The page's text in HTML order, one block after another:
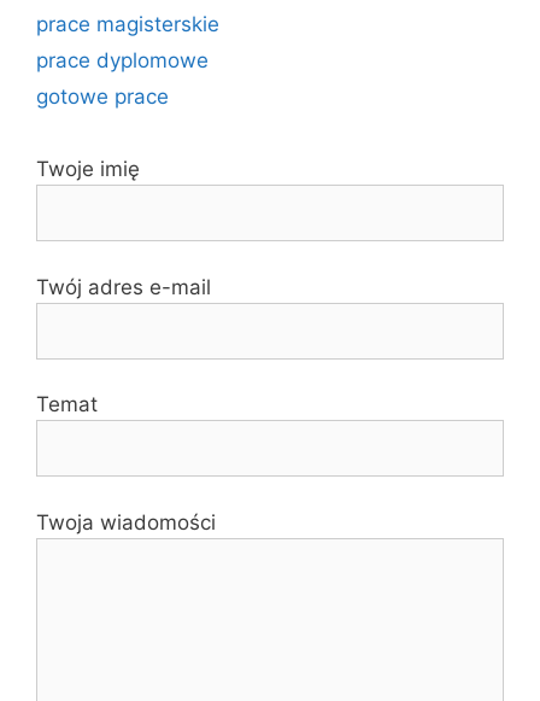
prace magisterskie
prace dyplomowe
gotowe prace
Twoje imię
Twój adres e-mail
Temat
Twoja wiadomości